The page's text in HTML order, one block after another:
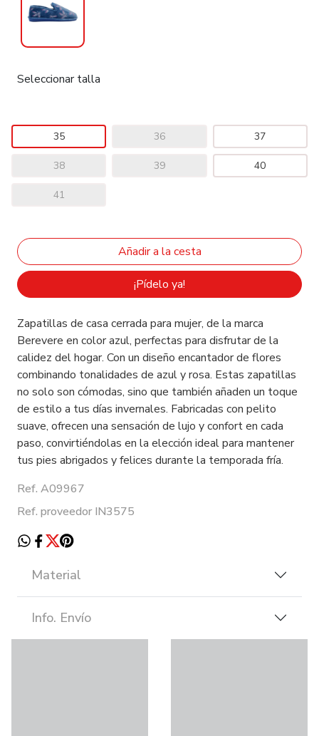
Seleccionar talla
35 36 37
38 39 40
41
¡Pídelo ya!
Zapatillas de casa cerrada para mujer, de la marca
Berevere en color azul, perfectas para disfrutar de la
calidez del hogar. Con un diseño encantador de flores
combinando tonalidades de azul y rosa. Estas zapatillas
no solo son cómodas, sino que también añaden un toque
de estilo a tus días invernales. Fabricadas con pelito
suave, ofrecen una sensación de lujo y confort en cada
paso, convirtiéndolas en la elección ideal para mantener
tus pies abrigados y felices durante la temporada fría.
Ref. A09967
Ref. proveedor IN3575
Material
Info. Envío